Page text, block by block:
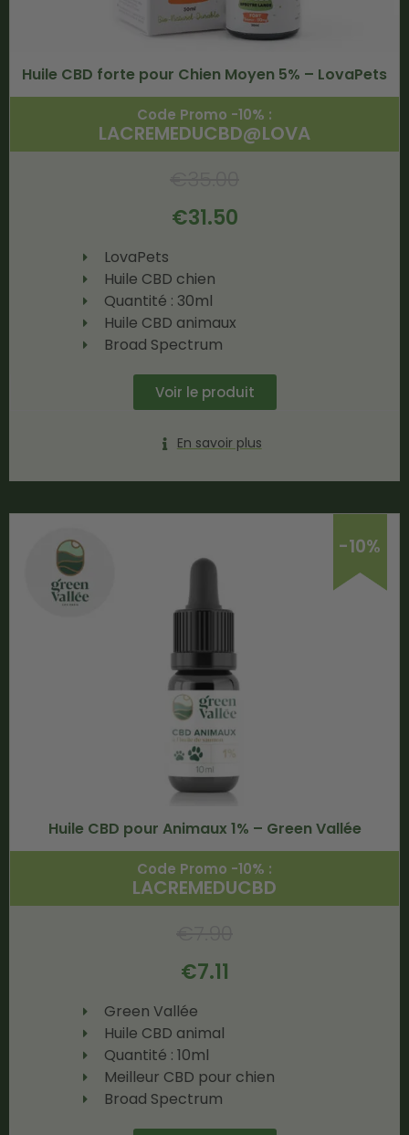
Huile CBD forte pour Chien Moyen 5% – LovaPets
Code Promo -10% :
LACREMEDUCBD@LOVA
€31.50
LovaPets
Huile CBD chien
Quantité : 30ml
Huile CBD animaux
Broad Spectrum
Voir le produit
En savoir plus
-10%
Huile CBD pour Animaux 1% – Green Vallée
Code Promo -10% :
LACREMEDUCBD
€7.11
Green Vallée
Huile CBD animal
Quantité : 10ml
Meilleur CBD pour chien
Broad Spectrum